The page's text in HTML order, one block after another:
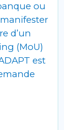
ou
d’un
(MoU)
est